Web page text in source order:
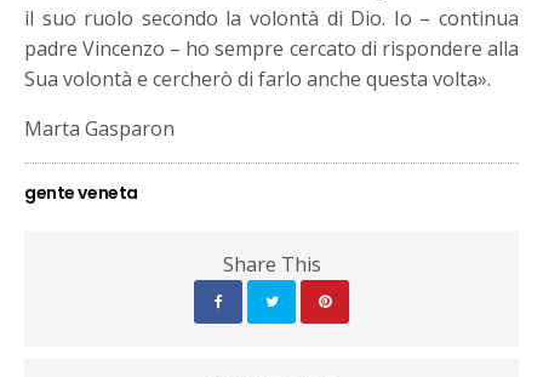
il suo ruolo secondo la volontà di Dio. Io – continua
padre Vincenzo – ho sempre cercato di rispondere alla
Sua volontà e cercherò di farlo anche questa volta».
Marta Gasparon
gente veneta
Share This